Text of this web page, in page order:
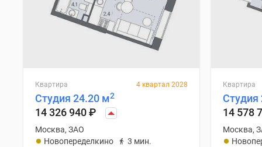
Покупателю
Экспертиза
новостроек
Квартира 4 квартал 2028
Студия 24.20 м2
14 326 940₽
Москва, ЗАО
Новопеределкино
3 мин.
Квартира
Студия
14 578
Москва,